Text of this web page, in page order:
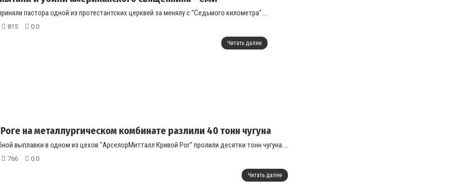
пастора одной из протестантских церквей за менялу с "Седьмого километра"....
815 0.0
Читать далее
на металлургическом комбинате разлили 40 тонн чугуна
выплавки в одном из цехов "АрселорМитталл Кривой Рог" пролили десятки тонн чугуна....
766 0.0
Читать далее